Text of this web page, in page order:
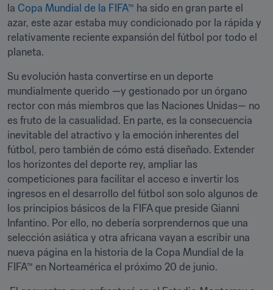
la Copa Mundial de la FIFA™ ha sido en gran parte el
azar, este azar estaba muy condicionado por la rápida y
relativamente reciente expansión del fútbol por todo el
planeta.
Su evolución hasta convertirse en un deporte
mundialmente querido —y gestionado por un órgano
rector con más miembros que las Naciones Unidas— no
es fruto de la casualidad. En parte, es la consecuencia
inevitable del atractivo y la emoción inherentes del
fútbol, pero también de cómo está diseñado. Extender
los horizontes del deporte rey, ampliar las
competiciones para facilitar el acceso e invertir los
ingresos en el desarrollo del fútbol son solo algunos de
los principios básicos de la FIFA que preside Gianni
Infantino. Por ello, no debería sorprendernos que una
selección asiática y otra africana vayan a escribir una
nueva página en la historia de la Copa Mundial de la
FIFA™ en Norteamérica el próximo 20 de junio.